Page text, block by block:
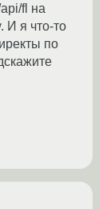
fl на
И я что-то
по